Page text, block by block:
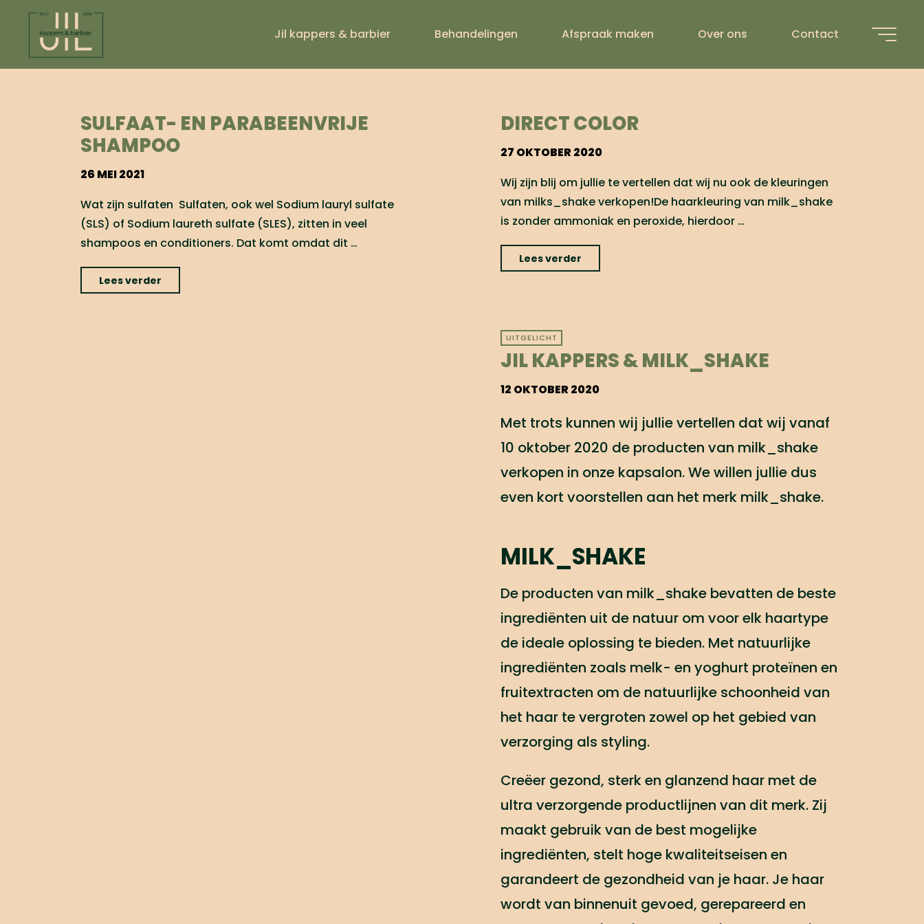
inhoud
Jil kappers & barbier Behandelingen Afspraak maken Over ons Contact
HAARVERZORGING
SULFAAT- EN PARABEENVRIJE
SHAMPOO
26 MEI 2021
Wat zijn sulfaten Sulfaten, ook wel Sodium lauryl sulfate
(SLS) of Sodium laureth sulfate (SLES), zitten in veel
shampoos en conditioners. Dat komt omdat dit …
Lees verder
DIRECT COLOR
27 OKTOBER 2020
Wij zijn blij om jullie te vertellen dat wij nu ook de kleuringen
van milks_shake verkopen!De haarkleuring van milk_shake
is zonder ammoniak en peroxide, hierdoor …
Lees verder
UITGELICHT
JIL KAPPERS & MILK_SHAKE
12 OKTOBER 2020
Met trots kunnen wij jullie vertellen dat wij vanaf
10 oktober 2020 de producten van milk_shake
verkopen in onze kapsalon. We willen jullie dus
even kort voorstellen aan het merk milk_shake.
MILK_SHAKE
De producten van milk_shake bevatten de beste
ingrediënten uit de natuur om voor elk haartype
de ideale oplossing te bieden. Met natuurlijke
ingrediënten zoals melk- en yoghurt proteïnen en
fruitextracten om de natuurlijke schoonheid van
het haar te vergroten zowel op het gebied van
verzorging als styling.
Creëer gezond, sterk en glanzend haar met de
ultra verzorgende productlijnen van dit merk. Zij
maakt gebruik van de best mogelijke
ingrediënten, stelt hoge kwaliteitseisen en
garandeert de gezondheid van je haar. Je haar
wordt van binnenuit gevoed, gerepareerd en